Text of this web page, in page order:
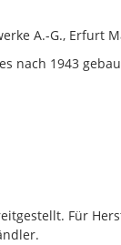
A.-G., Erfurt
nach 1943
Für